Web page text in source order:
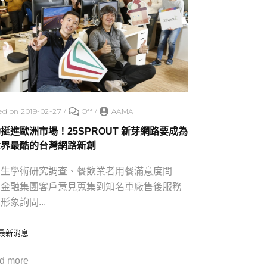
on 2019-02-27 / Off / AAMA
進歐洲市場！25SPROUT 新芽網路要成為
最酷的台灣網路新創
學術研究調查、餐飲業者用餐滿意度問
融集團客戶意見蒐集到知名車廠售後服務
象詢問...
新消息
more